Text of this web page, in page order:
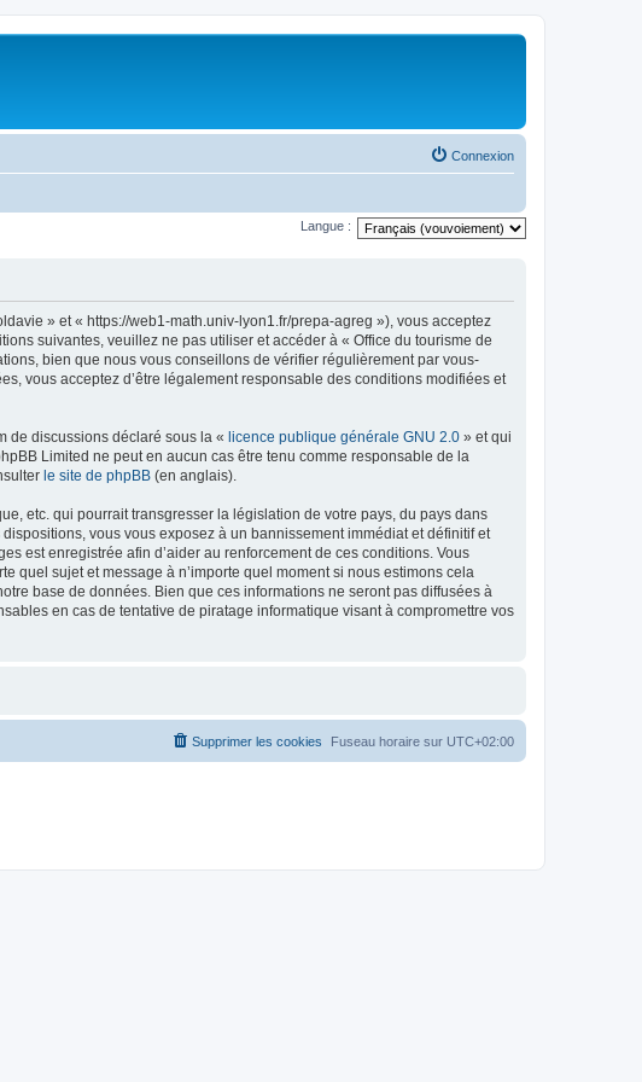
Connexion
Langue :
» et « https://web1-math.univ-lyon1.fr/prepa-agreg »), vous acceptez
suivantes, veuillez ne pas utiliser et accéder à « Office du tourisme de
bien que nous vous conseillons de vérifier régulièrement par vous-
vous acceptez d’être légalement responsable des conditions modifiées et
de discussions déclaré sous la « licence publique générale GNU 2.0 » et qui
Limited ne peut en aucun cas être tenu comme responsable de la
le site de phpBB (en anglais).
etc. qui pourrait transgresser la législation de votre pays, du pays dans
vous vous exposez à un bannissement immédiat et définitif et
est enregistrée afin d’aider au renforcement de ces conditions. Vous
quel sujet et message à n’importe quel moment si nous estimons cela
base de données. Bien que ces informations ne seront pas diffusées à
en cas de tentative de piratage informatique visant à compromettre vos
Fuseau horaire sur UTC+02:00
Supprimer les cookies